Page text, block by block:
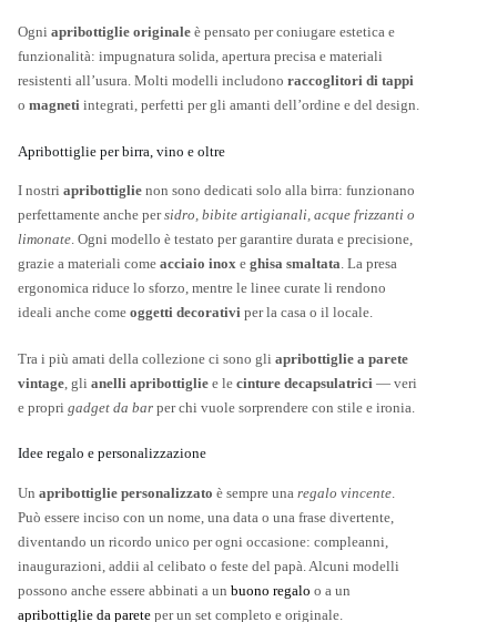
Ogni apribottiglie originale è pensato per coniugare estetica e
funzionalità: impugnatura solida, apertura precisa e materiali
resistenti all’usura. Molti modelli includono raccoglitori di tappi
o magneti integrati, perfetti per gli amanti dell’ordine e del design.
Apribottiglie per birra, vino e oltre
I nostri apribottiglie non sono dedicati solo alla birra: funzionano
perfettamente anche persidro, bibite artigianali, acque frizzanti o
limonate. Ogni modello è testato per garantire durata e precisione,
grazie a materiali come acciaio inox e ghisa smaltata. La presa
ergonomica riduce lo sforzo, mentre le linee curate li rendono
ideali anche come oggetti decorativi per la casa o il locale.
Tra i più amati della collezione ci sono gli apribottiglie a parete
vintage , gli anelli apribottiglie e le cinture decapsulatrici — veri
e propri gadget da bar per chi vuole sorprendere con stile e ironia.
Idee regalo e personalizzazione
Un apribottiglie personalizzato è sempre una regalo vincente.
Può essere inciso con un nome, una data o una frase divertente,
diventando un ricordo unico per ogni occasione: compleanni,
inaugurazioni, addii al celibato o feste del papà. Alcuni modelli
possono anche essere abbinati a un buono regalo o a un
apribottiglie da parete per un set completo e originale.